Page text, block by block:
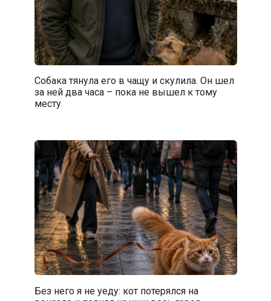
Собака тянула его в чащу и скулила. Он шел
за ней два часа – пока не вышел к тому
месту
Без него я не уеду: кот потерялся на